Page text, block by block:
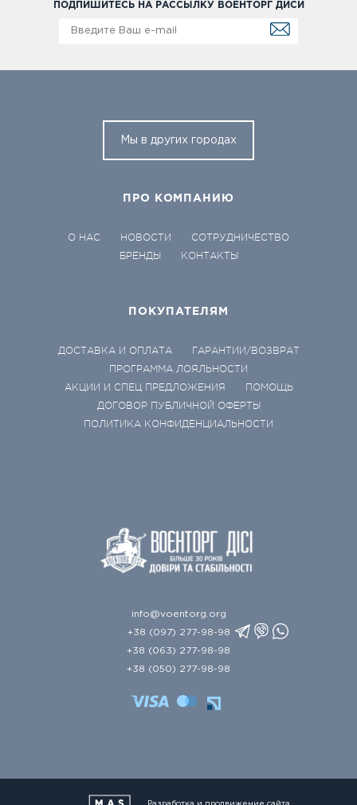
ПОДПИШИТЕСЬ НА РАССЫЛКУ ВОЕНТОРГ ДИСИ
Мы в других городах
ПРО КОМПАНИЮ
О НАС НОВОСТИ
СОТРУДНИЧЕСТВО
БРЕНДЫ
КОНТАКТЫ
ПОКУПАТЕЛЯМ
ДОСТАВКА И ОПЛАТА
ГАРАНТИИ/ВОЗВРАТ
ПРОГРАММА ЛОЯЛЬНОСТИ
АКЦИИ И СПЕЦ ПРЕДЛОЖЕНИЯ
ПОМОЩЬ
ДОГОВОР ПУБЛИЧНОЙ ОФЕРТЫ
ПОЛИТИКА КОНФИДЕНЦИАЛЬНОСТИ
info@voentorg.org
+38 (097) 277-98-98
+38 (063) 277-98-98
+38 (050) 277-98-98